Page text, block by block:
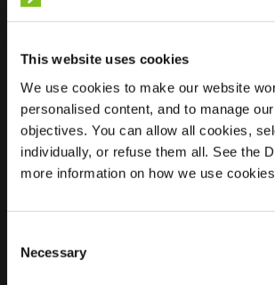
This website uses cookies
We use cookies to make our website
personalised content, and to manage
objectives. You can allow all cookies,
individually, or refuse them all. See the
more information on how we use
Selection
Necessary
Ubicación
Ministro
Savornin
7522 BM
Países
Regular Charging 1 of 2